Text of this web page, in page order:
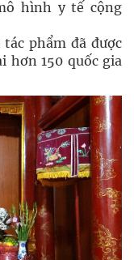
hình y tế cộng
phẩm đã được
hơn 150 quốc gia